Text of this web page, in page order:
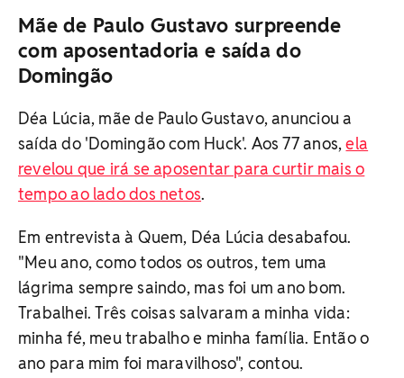
Mãe de Paulo Gustavo surpreende
com aposentadoria e saída do
Domingão
Déa Lúcia, mãe de Paulo Gustavo, anunciou a
saída do 'Domingão com Huck'. Aos 77 anos,ela
revelou que irá se aposentar para curtir mais o
tempo ao lado dos netos.
Em entrevista à Quem, Déa Lúcia desabafou.
"Meu ano, como todos os outros, tem uma
lágrima sempre saindo, mas foi um ano bom.
Trabalhei. Três coisas salvaram a minha vida:
minha fé, meu trabalho e minha família. Então o
ano para mim foi maravilhoso", contou.